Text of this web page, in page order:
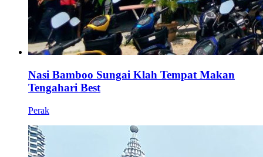
Nasi Bamboo Sungai Klah Tempat Makan
Tengahari Best
Perak